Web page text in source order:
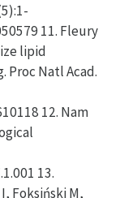
11. Fleury
lipid
Proc Natl Acad.
12. Nam
13.
Foksiński M,